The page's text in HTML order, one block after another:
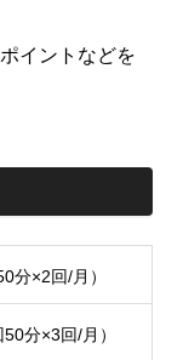
イントなどを
分×2回/月）
分×3回/月）